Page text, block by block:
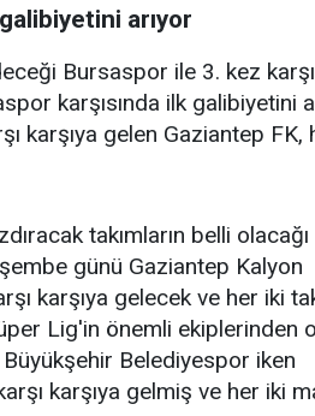
arıyor
Bursaspor ile 3. kez karşı
karşısında ilk galibiyetini
karşıya gelen Gaziantep FK,
takımların belli olacağı
günü Gaziantep Kalyon
karşıya gelecek ve her iki
Lig'in önemli ekiplerinden
Belediyespor iken
karşıya gelmiş ve her iki